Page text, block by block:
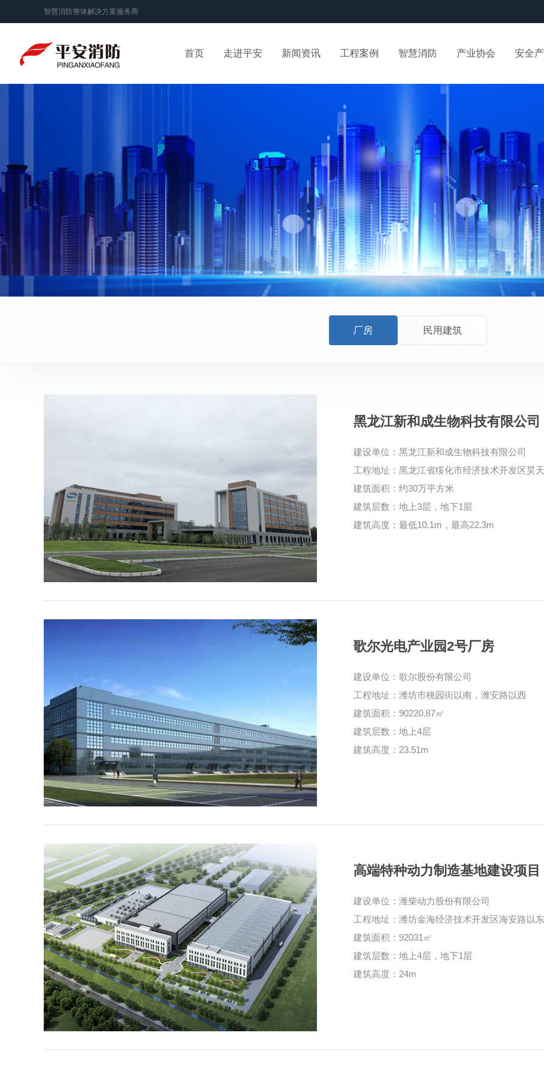
智慧消防整体解决方案服务商
首页 走进平安 新闻资讯 工程案例 智慧消防 产业协会 安全
厂房 民用建筑
黑龙江新和成生物科技有限公司
建设单位：黑龙江新和成生物科技有限公司
工程地址：黑龙江省绥化市经济技术开发区昊
建筑面积：约30万平方米
建筑层数：地上3层，地下1层
建筑高度：最低10.1m，最高22.3m
歌尔光电产业园2号厂房
建设单位：歌尔股份有限公司
工程地址：潍坊市桃园街以南，潍安路以西
建筑面积：90220.87㎡
建筑层数：地上4层
建筑高度：23.51m
高端特种动力制造基地建设项目
建设单位：潍柴动力股份有限公司
工程地址：潍坊金海经济技术开发区海安路以
建筑面积：92031㎡
建筑层数：地上4层，地下1层
建筑高度：24m